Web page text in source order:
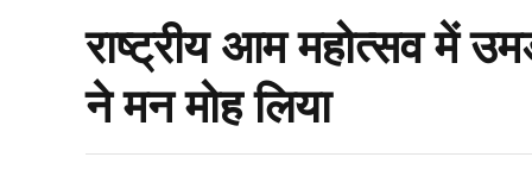
राष्ट्रीय आम महोत्सव में
ने मन मोह लिया